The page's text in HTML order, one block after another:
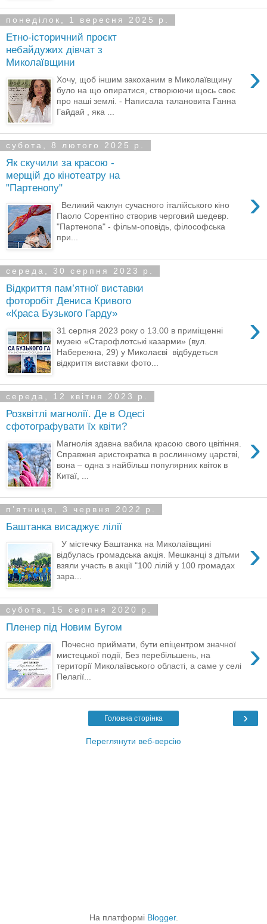
понеділок, 1 вересня 2025 р.
Етно-історичний проєкт
небайдужих дівчат з
Миколаївщини
›
Хочу, щоб іншим закоханим в Миколаївщину
було на що опиратися, створюючи щось своє
про наші землі. - Написала талановита Ганна
Гайдай , яка ...
субота, 8 лютого 2025 р.
Як скучили за красою -
мерщій до кінотеатру на
"Партенопу"
›
Великий чаклун сучасного італійського кіно
Паоло Сорентіно створив черговий шедевр.
"Партенопа" - фільм-оповідь, філософська
при...
середа, 30 серпня 2023 р.
Відкриття пам’ятної виставки
фоторобіт Дениса Кривого
«Краса Бузького Гарду»
›
31 серпня 2023 року о 13.00 в приміщенні
музею «Старофлотські казарми» (вул.
Набережна, 29) у Миколаєві відбудеться
відкриття виставки фото...
середа, 12 квітня 2023 р.
Розквітлі магнолії. Де в Одесі
сфотографувати їх квіти?
›
Магнолія здавна вабила красою свого цвітіння.
Справжня аристократка в рослинному царстві,
вона – одна з найбільш популярних квіток в
Китаї, ...
пʼятниця, 3 червня 2022 р.
Баштанка висаджує лілії
›
У містечку Баштанка на Миколаївщині
відбулась громадська акція. Мешканці з дітьми
взяли участь в акції "100 лілій у 100 громадах
зара...
субота, 15 серпня 2020 р.
Пленер під Новим Бугом
›
Почесно приймати, бути епіцентром значної
мистецької події, Без перебільшень, на
території Миколаївського області, а саме у селі
Пелагії...
›
Головна сторінка
Переглянути веб-версію
На платформі Blogger.